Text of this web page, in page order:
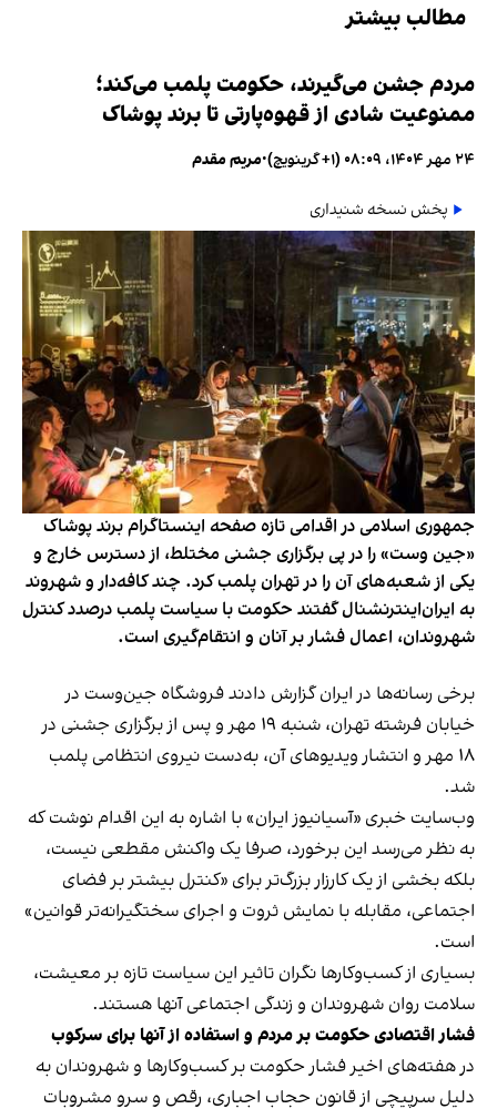
مطالب بیشتر
مردم جشن می‌گیرند، حکومت پلمب می‌کند؛
ممنوعیت شادی از قهوه‌پارتی تا برند پوشاک
۲۴ مهر ۱۴۰۴، ۰۸:۰۹ (‎+۱ گرینویچ) •مریم مقدم
پخش نسخه شنیداری
جمهوری اسلامی در اقدامی تازه صفحه اینستاگرام برند پوشاک
«جین وست» را در پی برگزاری جشنی مختلط، از دسترس خارج و
یکی از شعبه‌های آن را در تهران پلمب کرد. چند کافه‌‌دار و شهروند
به ایران‌اینترنشنال گفتند حکومت با سیاست پلمب درصدد کنترل
شهروندان، اعمال فشار بر آنان و انتقام‌گیری است.
برخی رسانه‌ها در ایران گزارش دادند فروشگاه جین‌وست در
خیابان فرشته تهران، شنبه ۱۹ مهر و پس از برگزاری جشنی در
۱۸ مهر و انتشار ویدیوهای آن، به‌دست نیروی انتظامی پلمب
شد.
وب‌سایت خبری «آسیانیوز ایران» با اشاره به این اقدام نوشت که
به نظر می‌رسد این برخورد، صرفا یک واکنش مقطعی نیست،
بلکه بخشی از یک کارزار بزرگ‌تر برای «کنترل بیشتر بر فضای
اجتماعی، مقابله با نمایش ثروت و اجرای سختگیرانه‌تر قوانین»
است.
بسیاری از کسب‌وکارها نگران تاثیر این سیاست‌ تازه بر معیشت،
سلامت روان شهروندان و زندگی اجتماعی آنها هستند.
فشار اقتصادی حکومت بر مردم و استفاده از آنها برای سرکوب
در هفته‌های اخیر فشار حکومت بر کسب‌وکارها و شهروندان به
دلیل سرپیچی از قانون حجاب اجباری، رقص و سرو مشروبات